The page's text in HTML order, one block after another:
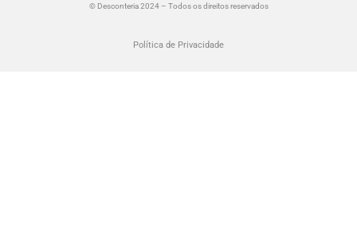
© Desconteria 2024 – Todos os direitos reservados
Política de Privacidade